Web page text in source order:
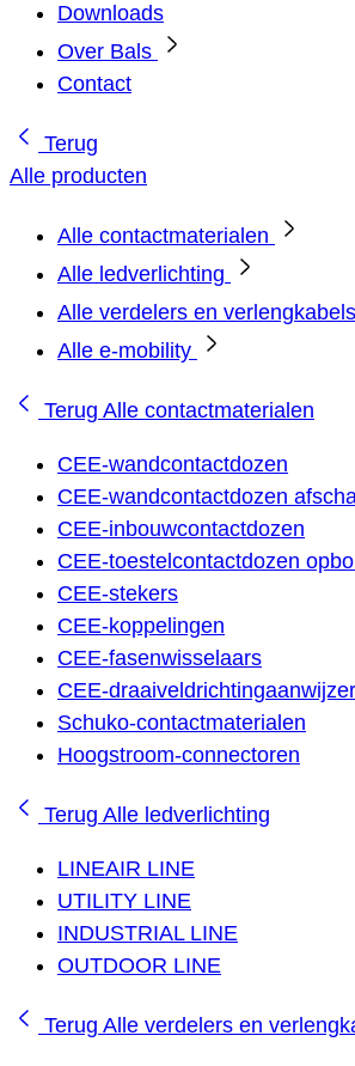
Downloads
Over Bals
Contact
Terug
Alle producten
Alle contactmaterialen
Alle ledverlichting
Alle verdelers en verlengkabels
Alle e-mobility
Terug Alle contactmaterialen
CEE-wandcontactdozen
CEE-wandcontactdozen
CEE-inbouwcontactdozen
CEE-toestelcontactdozen
CEE-stekers
CEE-koppelingen
CEE-fasenwisselaars
CEE-draaiveldrichtingaanwijzer
Schuko-contactmaterialen
Hoogstroom-connectoren
Terug Alle ledverlichting
LINEAIR LINE
UTILITY LINE
INDUSTRIAL LINE
OUTDOOR LINE
Terug Alle verdelers en